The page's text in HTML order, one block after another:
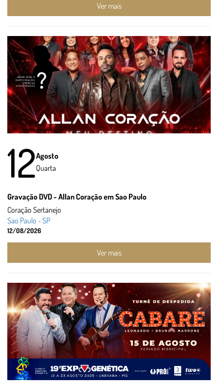
Ver mais
12Agosto
Quarta
Gravação DVD - Allan Coração em Sao Paulo
Coração Sertanejo
Sao Paulo - SP
12/08/2026
Ver mais